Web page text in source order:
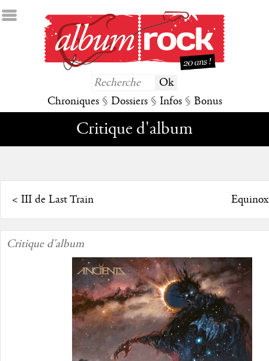
Chroniques § Dossiers § Infos § Bonus
Critique d'album
< III de Last Train
Critique d'album